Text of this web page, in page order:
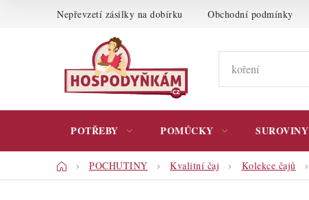
Nepřevzetí zásilky na dobírku Obchodní podmínky
POTŘEBY POMŮCKY SUROVINY
DomůPOCHUTINY Kvalitní čaj Kolekce čajů